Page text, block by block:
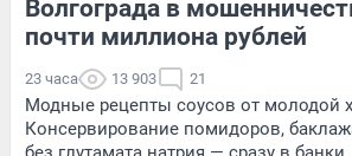
Волгограда в
почти миллиона рублей
23 часа 13 903 21
Модные рецепты соусов от молодой
Консервирование помидоров,